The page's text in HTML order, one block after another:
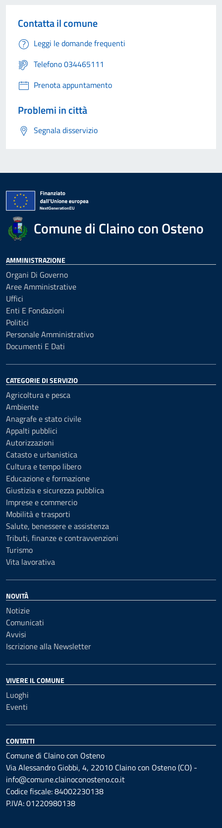
Contatta il comune
Leggi le domande frequenti
Telefono 034465111
Prenota appuntamento
Problemi in città
Segnala disservizio
Comune di Claino con Osteno
AMMINISTRAZIONE
Organi Di Governo
Aree Amministrative
Uffici
Enti E Fondazioni
Politici
Personale Amministrativo
Documenti E Dati
CATEGORIE DI SERVIZIO
Agricoltura e pesca
Ambiente
Anagrafe e stato civile
Appalti pubblici
Autorizzazioni
Catasto e urbanistica
Cultura e tempo libero
Educazione e formazione
Giustizia e sicurezza pubblica
Imprese e commercio
Mobilità e trasporti
Salute, benessere e assistenza
Tributi, finanze e contravvenzioni
Turismo
Vita lavorativa
NOVITÀ
Notizie
Comunicati
Avvisi
Iscrizione alla Newsletter
VIVERE IL COMUNE
Luoghi
Eventi
CONTATTI
Comune di Claino con Osteno
Via Alessandro Giobbi, 4, 22010 Claino con Osteno (CO) -
info@comune.clainoconosteno.co.it
Codice fiscale: 84002230138
P.IVA: 01220980138